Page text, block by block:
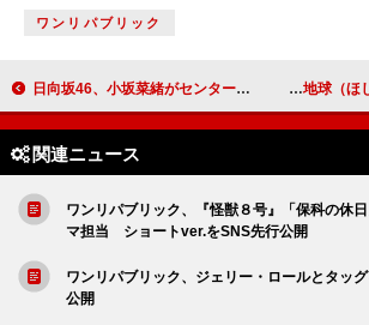
ワンリパブリック
日向坂46、小坂菜緒がセンターを務める14thシングル『Love yourself!』新ビジュアル解禁 コブクロ、大阪・関西
関連ニュース
ワンリパブリック、『怪獣８号』「保科の休
マ担当 ショートver.をSNS先行公開
ワンリパブリック、ジェリー・ロールとタッ
公開